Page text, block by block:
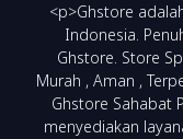
NEO VA
<p>Ghstore
Indonesia.
Ghstore. Store
Murah , Aman ,
Ghstore Sahabat
menyediakan